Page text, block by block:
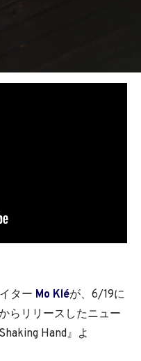
ター Mo Kléが、6/19に
らリリースしたニュー
Hand』よ